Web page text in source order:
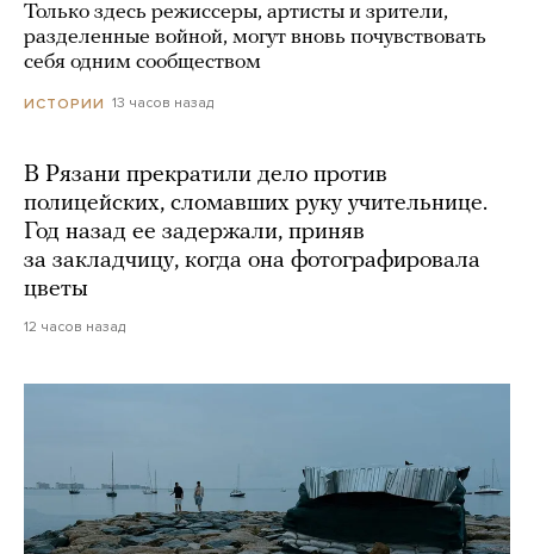
Только здесь режиссеры, артисты и зрители,
разделенные войной, могут вновь почувствовать
себя одним сообществом
ИСТОРИИ 13 часов назад
В Рязани прекратили дело против
полицейских, сломавших руку учительнице.
Год назад ее задержали, приняв
за закладчицу, когда она фотографировала
цветы
12 часов назад